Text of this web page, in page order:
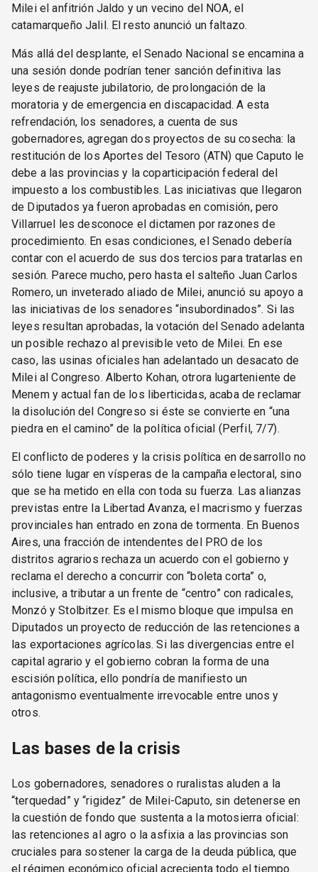
Milei el anfitrión Jaldo y un vecino del NOA, el
catamarqueño Jalil. El resto anunció un faltazo.
Más allá del desplante, el Senado Nacional se encamina a
una sesión donde podrían tener sanción definitiva las
leyes de reajuste jubilatorio, de prolongación de la
moratoria y de emergencia en discapacidad. A esta
refrendación, los senadores, a cuenta de sus
gobernadores, agregan dos proyectos de su cosecha: la
restitución de los Aportes del Tesoro (ATN) que Caputo le
debe a las provincias y la coparticipación federal del
impuesto a los combustibles. Las iniciativas que llegaron
de Diputados ya fueron aprobadas en comisión, pero
Villarruel les desconoce el dictamen por razones de
procedimiento. En esas condiciones, el Senado debería
contar con el acuerdo de sus dos tercios para tratarlas en
sesión. Parece mucho, pero hasta el salteño Juan Carlos
Romero, un inveterado aliado de Milei, anunció su apoyo a
las iniciativas de los senadores “insubordinados”. Si las
leyes resultan aprobadas, la votación del Senado adelanta
un posible rechazo al previsible veto de Milei. En ese
caso, las usinas oficiales han adelantado un desacato de
Milei al Congreso. Alberto Kohan, otrora lugarteniente de
Menem y actual fan de los liberticidas, acaba de reclamar
la disolución del Congreso si éste se convierte en “una
piedra en el camino” de la política oficial (Perfil, 7/7).
El conflicto de poderes y la crisis política en desarrollo no
sólo tiene lugar en vísperas de la campaña electoral, sino
que se ha metido en ella con toda su fuerza. Las alianzas
previstas entre la Libertad Avanza, el macrismo y fuerzas
provinciales han entrado en zona de tormenta. En Buenos
Aires, una fracción de intendentes del PRO de los
distritos agrarios rechaza un acuerdo con el gobierno y
reclama el derecho a concurrir con “boleta corta” o,
inclusive, a tributar a un frente de “centro” con radicales,
Monzó y Stolbitzer. Es el mismo bloque que impulsa en
Diputados un proyecto de reducción de las retenciones a
las exportaciones agrícolas. Si las divergencias entre el
capital agrario y el gobierno cobran la forma de una
escisión política, ello pondría de manifiesto un
antagonismo eventualmente irrevocable entre unos y
otros.
Las bases de la crisis
Los gobernadores, senadores o ruralistas aluden a la
“terquedad” y “rigidez” de Milei-Caputo, sin detenerse en
la cuestión de fondo que sustenta a la motosierra oficial:
las retenciones al agro o la asfixia a las provincias son
cruciales para sostener la carga de la deuda pública, que
el régimen económico oficial acrecienta todo el tiempo.